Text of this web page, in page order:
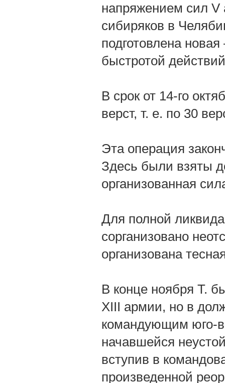
напряжением сил
сибиряков в
подготовлена
быстротой
В срок от 14-го
верст, т. е. по 30
Эта операция
Здесь были взяты
организованная
Для полной
сорганизовано
организована
В конце ноября Т.
XIII армии, но в
командующим юго-
начавшейся
вступив в
произведенной